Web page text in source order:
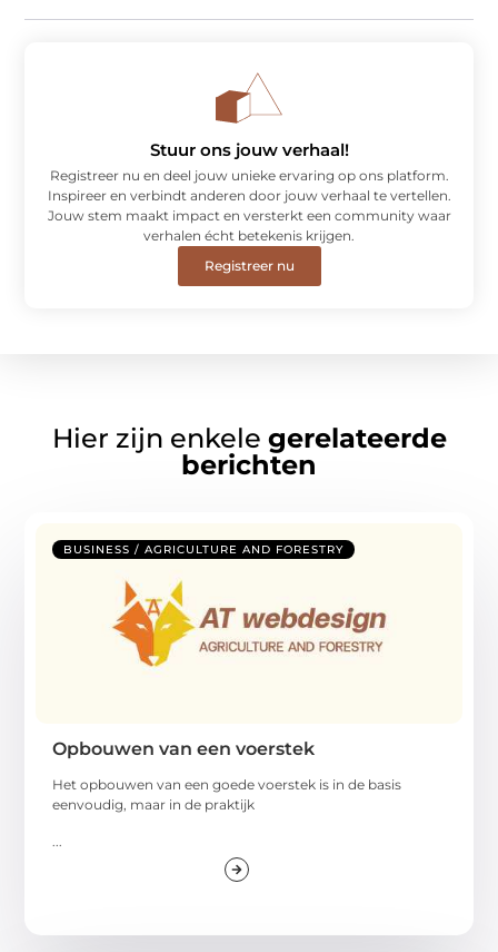
Stuur ons jouw verhaal!
Registreer nu en deel jouw unieke ervaring op ons platform.
Inspireer en verbindt anderen door jouw verhaal te vertellen.
Jouw stem maakt impact en versterkt een community waar
verhalen écht betekenis krijgen.
Registreer nu
Hier zijn enkele gerelateerde
berichten
BUSINESS / AGRICULTURE AND FORESTRY
Opbouwen van een voerstek
Het opbouwen van een goede voerstek is in de basis
eenvoudig, maar in de praktijk